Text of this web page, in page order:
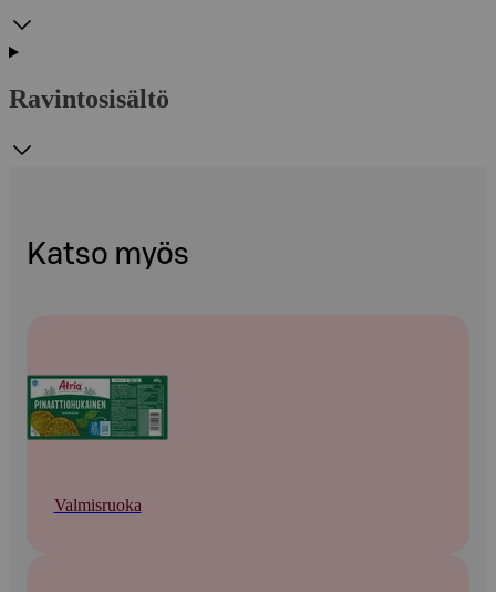
Ravintosisältö
Katso myös
Valmisruoka